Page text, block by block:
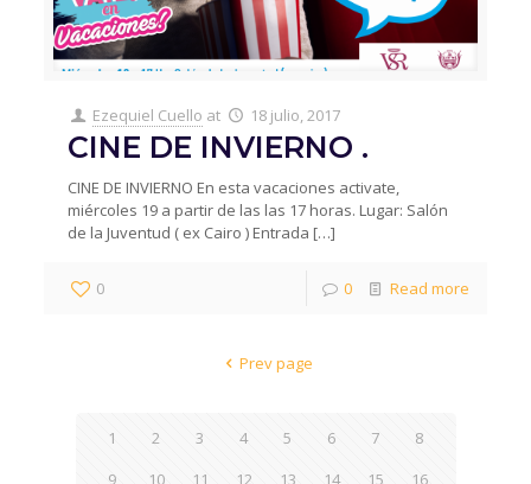
Ezequiel Cuello at 18 julio, 2017
CINE DE INVIERNO .
CINE DE INVIERNO En esta vacaciones activate,
miércoles 19 a partir de las las 17 horas. Lugar: Salón
de la Juventud ( ex Cairo ) Entrada […]
0 0 Read more
Prev page
1 2 3 4 5 6 7
8
9
10 11 12 13 14 15
16